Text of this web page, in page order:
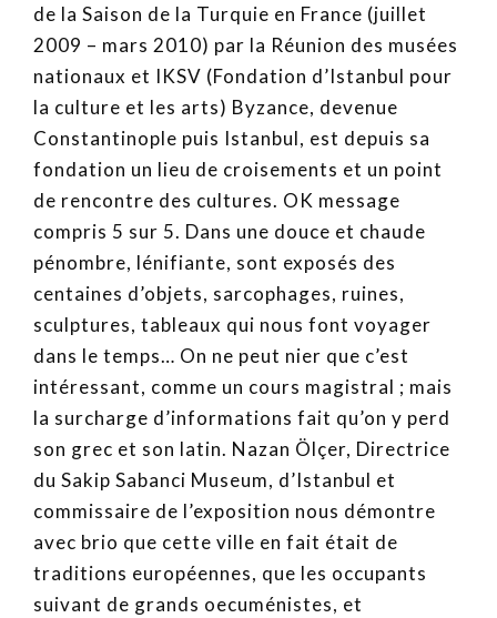
de la Saison de la Turquie en France (juillet
2009 – mars 2010) par la Réunion des musées
nationaux et IKSV (Fondation d’Istanbul pour
la culture et les arts) Byzance, devenue
Constantinople puis Istanbul, est depuis sa
fondation un lieu de croisements et un point
de rencontre des cultures. OK message
compris 5 sur 5. Dans une douce et chaude
pénombre, lénifiante, sont exposés des
centaines d’objets, sarcophages, ruines,
sculptures, tableaux qui nous font voyager
dans le temps… On ne peut nier que c’est
intéressant, comme un cours magistral ; mais
la surcharge d’informations fait qu’on y perd
son grec et son latin. Nazan Ölçer, Directrice
du Sakip Sabanci Museum, d’Istanbul et
commissaire de l’exposition nous démontre
avec brio que cette ville en fait était de
traditions européennes, que les occupants
suivant de grands oecuménistes, et